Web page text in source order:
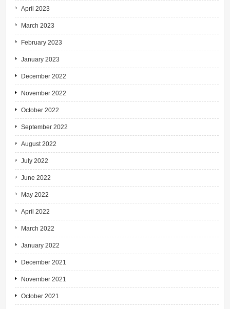
April 2023
March 2023
February 2023
January 2023
December 2022
November 2022
October 2022
September 2022
August 2022
July 2022
June 2022
May 2022
April 2022
March 2022
January 2022
December 2021
November 2021
October 2021